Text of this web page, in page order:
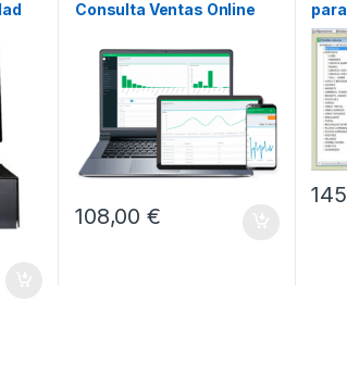
Consulta Ventas Online
108,00€